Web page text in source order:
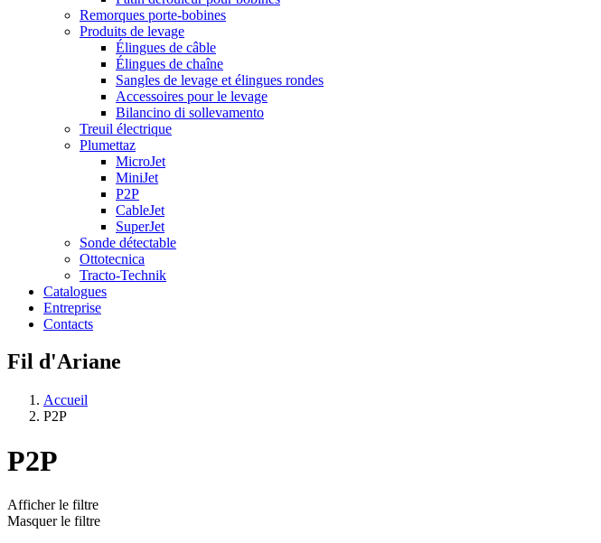
Remorques porte-bobines
Produits de levage
Élingues de câble
Élingues de chaîne
Sangles de levage et élingues rondes
Accessoires pour le levage
Bilancino di sollevamento
Treuil électrique
Plumettaz
MicroJet
MiniJet
P2P
CableJet
SuperJet
Sonde détectable
Ottotecnica
Tracto-Technik
Catalogues
Entreprise
Contacts
Fil d'Ariane
Accueil
P2P
P2P
Afficher le filtre
Masquer le filtre